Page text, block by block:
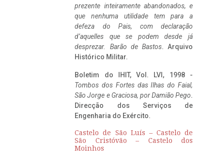
prezente inteiramente abandonados, e
que nenhuma utilidade tem para a
defeza do Pais, com declaração
d’aquelles que se podem desde já
desprezar. Barão de Bastos. Arquivo
Histórico Militar.
Boletim do IHIT, Vol. LVI, 1998 -
Tombos dos Fortes das Ilhas do Faial,
São Jorge e Graciosa, por Damião Pego.
Direcção dos Serviços de
Engenharia do Exército.
Castelo de São Luís – Castelo de
São Cristóvão – Castelo dos
Moinhos